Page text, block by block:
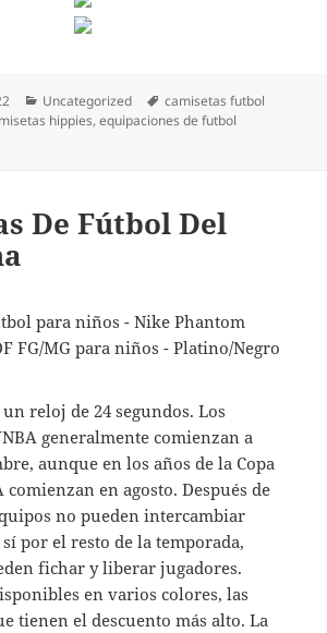
Categorías
Uncategorized Etiquetas
camisetas futbol
hippies,equipaciones de futbol
De Fútbol Del
reloj de 24 segundos. Los
generalmente comienzan a
aunque en los años de la Copa
en agosto. Después de
no pueden intercambiar
por el resto de la temporada,
fichar y liberar jugadores.
en varios colores, las
tienen el descuento más alto. La